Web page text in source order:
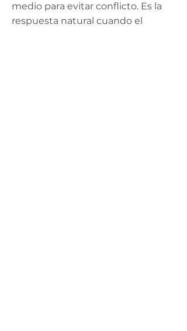
medio para evitar conflicto. Es la
respuesta natural cuando el